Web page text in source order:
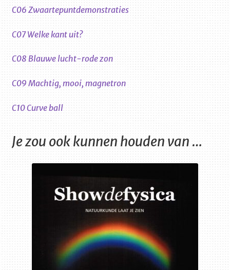
C06 Zwaartepuntdemonstraties
C07 Welke kant uit?
C08 Blauwe lucht-rode zon
C09 Machtig, mooi, magnetron
C10 Curve ball
Je zou ook kunnen houden van …